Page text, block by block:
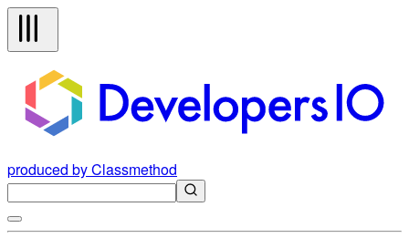
produced by Classmethod